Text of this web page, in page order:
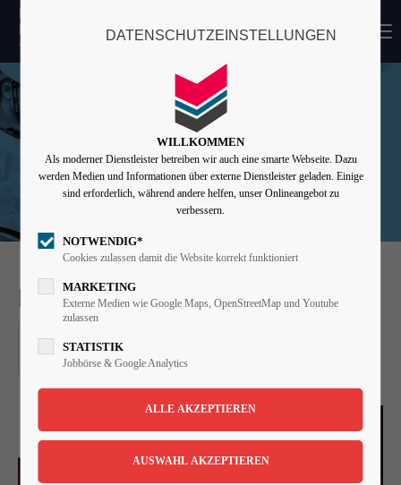
Passwort
Angemeldet bleiben
Anmelden
Register
Lorem ipsum dolor sit amet:
MENU
KICKERTURNIER
ORT: GEILENKIRCHEN
DATENSCHUTZEINSTELLUNGEN
WILLKOMMEN
Als moderner Dienstleister betreiben wir auch eine smarte Webseite. Dazu
werden Medien und Informationen über externe Dienstleister geladen. Einige
sind erforderlich, während andere helfen, unser Onlineangebot zu
verbessern.
NOTWENDIG*
Cookies zulassen damit die Website korrekt funktioniert
MARKETING
Externe Medien wie Google Maps, OpenStreetMap und Youtube
zulassen
STATISTIK
Jobbörse & Google Analytics